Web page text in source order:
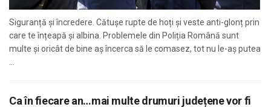
Siguranță și încredere. Cătușe rupte de hoți și veste anti-glonț prin
care te înțeapă și albina. Problemele din Poliția Română sunt
multe și oricât de bine aș încerca să le comasez, tot nu le-aș putea
Ca în fiecare an…mai multe drumuri județene vor fi